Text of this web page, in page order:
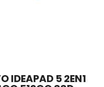
IDEAPAD 5 2EN1